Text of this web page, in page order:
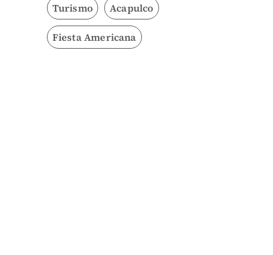
Turismo Acapulco
Fiesta Americana